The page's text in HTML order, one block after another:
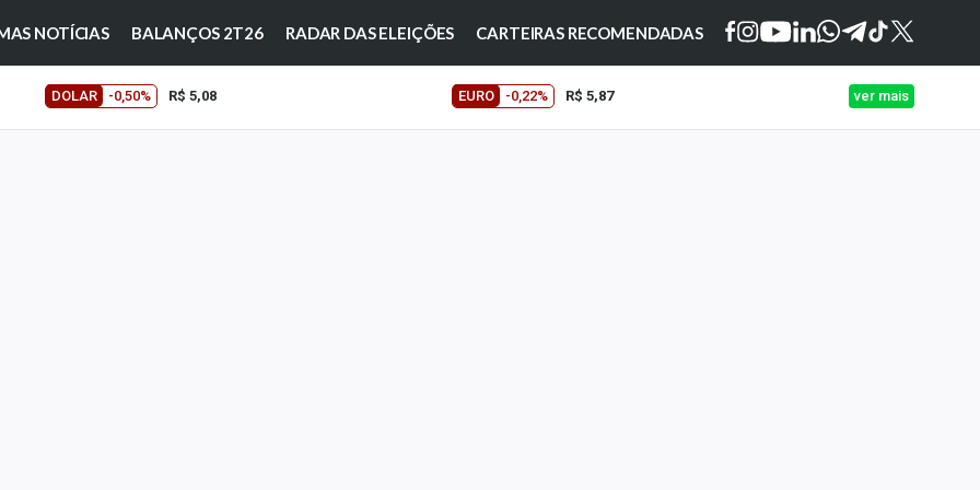
NOTÍCIAS BALANÇOS 2T26 RADAR DAS ELEIÇÕES CARTEIRAS RECOMENDADAS
DOLAR -0,50% R$ 5,08 EURO -0,22% R$ 5,87 ver mais